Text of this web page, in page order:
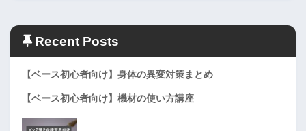
Recent Posts
【ベース初心者向け】身体の異変対策まとめ
【ベース初心者向け】機材の使い方講座